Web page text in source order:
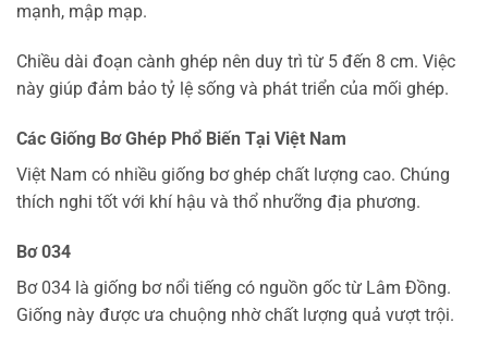
mạnh, mập mạp.
Chiều dài đoạn cành ghép nên duy trì từ 5 đến 8 cm. Việc
này giúp đảm bảo tỷ lệ sống và phát triển của mối ghép.
Các Giống Bơ Ghép Phổ Biến Tại Việt Nam
Việt Nam có nhiều giống bơ ghép chất lượng cao. Chúng
thích nghi tốt với khí hậu và thổ nhưỡng địa phương.
Bơ 034
Bơ 034 là giống bơ nổi tiếng có nguồn gốc từ Lâm Đồng.
Giống này được ưa chuộng nhờ chất lượng quả vượt trội.